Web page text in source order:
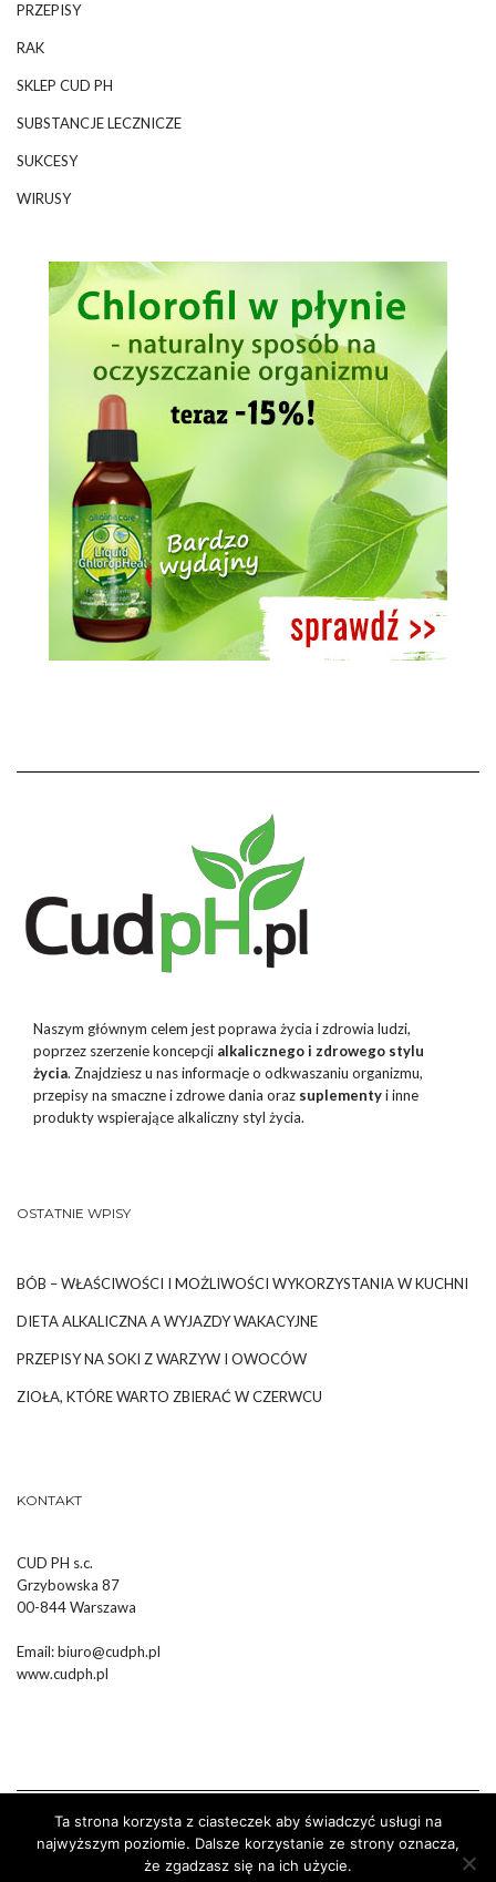
PRZEPISY
RAK
SKLEP CUD PH
SUBSTANCJE LECZNICZE
SUKCESY
WIRUSY
Naszym głównym celem jest poprawa życia i zdrowia ludzi,
poprzez szerzenie koncepcji alkalicznego i zdrowego stylu
życia. Znajdziesz u nas informacje o odkwaszaniu organizmu,
przepisy na smaczne i zdrowe dania oraz suplementyi inne
produkty wspierające alkaliczny styl życia.
OSTATNIE WPISY
BÓB – WŁAŚCIWOŚCI I MOŻLIWOŚCI WYKORZYSTANIA W KUCHNI
DIETA ALKALICZNA A WYJAZDY WAKACYJNE
PRZEPISY NA SOKI Z WARZYW I OWOCÓW
ZIOŁA, KTÓRE WARTO ZBIERAĆ W CZERWCU
KONTAKT
CUD PH s.c.
Grzybowska 87
00-844 Warszawa
Email:biuro@cudph.pl
www.cudph.pl
Wykonanie :Strony Internetowe Białystok Dr Pixel
Ta strona korzysta z ciasteczek aby świadczyć usługi na
najwyższym poziomie. Dalsze korzystanie ze strony oznacza,
że zgadzasz się na ich użycie.